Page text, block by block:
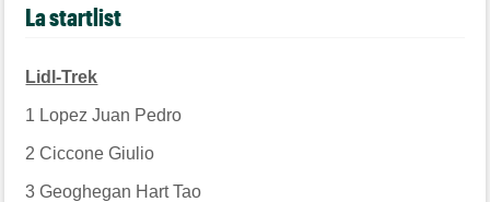
La startlist
Lidl-Trek
1 Lopez Juan Pedro
2 Ciccone Giulio
3 Geoghegan Hart Tao